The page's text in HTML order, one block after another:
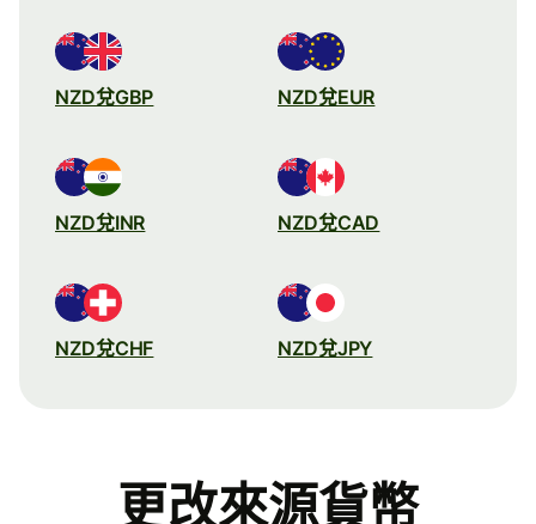
NZD兌GBP NZD兌EUR
NZD兌INR NZD兌CAD
NZD兌CHF NZD兌JPY
更改來源貨幣